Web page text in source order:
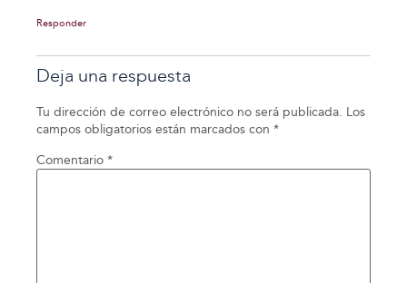
Responder
Deja una respuesta
Tu dirección de correo electrónico no será publicada. Los
campos obligatorios están marcados con *
Comentario *